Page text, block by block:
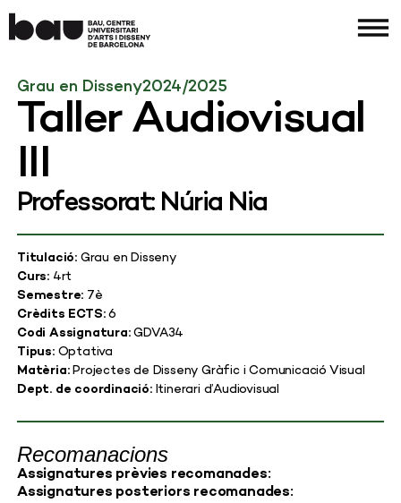
Grau en Disseny2024/2025
Taller Audiovisual
III
Professorat: Núria Nia
Titulació:Grau en Disseny
Curs:4rt
Semestre: 7è
Crèdits ECTS:6
Codi Assignatura:GDVA34
Tipus:Optativa
Matèria:Projectes de Disseny Gràfic i Comunicació Visual
Dept. de coordinació:Itinerari d’Audiovisual
Recomanacions
Assignatures prèvies recomanades:
Assignatures posteriors recomanades: